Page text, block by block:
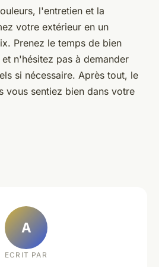
l'entretien et la
votre extérieur en un
Prenez le temps de bien
n'hésitez pas à demander
si nécessaire. Après tout, le
vous sentiez bien dans votre
A
ECRIT PAR